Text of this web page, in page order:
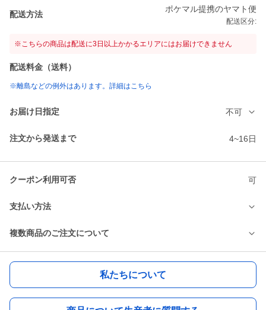
配送方法
ポケマル提携のヤマト便
配送区分:
※こちらの商品は配送に3日以上かかるエリアにはお届けできません
配送料金（送料）
※離島などの例外はあります。詳細はこちら
お届け日指定 不可
注文から発送まで 4~16日
クーポン利用可否 可
支払い方法
複数商品のご注文について
私たちについて